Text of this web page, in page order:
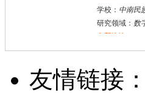
学校： 中南民
研究领域： 数字
戴稳胜
博导
学校：中国人
友情链接：